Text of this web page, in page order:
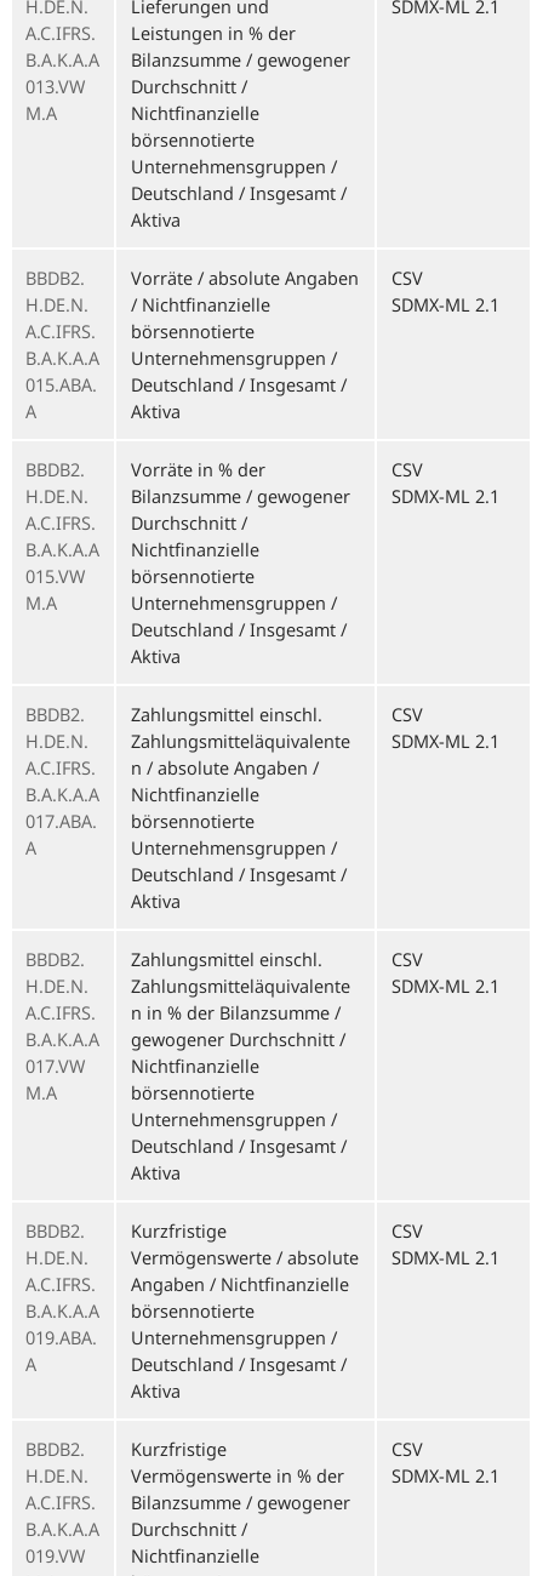
H.DE.N.
A.C.IFRS.
B.A.K.A.A
013.VW
M.A
Lieferungen und
Leistungen in % der
Bilanzsumme / gewogener
Durchschnitt /
Nichtfinanzielle
börsennotierte
Unternehmensgruppen /
Deutschland / Insgesamt /
Aktiva
SDMX-ML 2.1
BBDB2.
H.DE.N.
A.C.IFRS.
B.A.K.A.A
015.ABA.
A
Vorräte / absolute Angaben
/ Nichtfinanzielle
börsennotierte
Unternehmensgruppen /
Deutschland / Insgesamt /
Aktiva
CSV
SDMX-ML 2.1
BBDB2.
H.DE.N.
A.C.IFRS.
B.A.K.A.A
015.VW
M.A
Vorräte in % der
Bilanzsumme / gewogener
Durchschnitt /
Nichtfinanzielle
börsennotierte
Unternehmensgruppen /
Deutschland / Insgesamt /
Aktiva
CSV
SDMX-ML 2.1
BBDB2.
H.DE.N.
A.C.IFRS.
B.A.K.A.A
017.ABA.
A
Zahlungsmittel einschl.
Zahlungsmitteläquivalente
n / absolute Angaben /
Nichtfinanzielle
börsennotierte
Unternehmensgruppen /
Deutschland / Insgesamt /
Aktiva
CSV
SDMX-ML 2.1
BBDB2.
H.DE.N.
A.C.IFRS.
B.A.K.A.A
017.VW
M.A
Zahlungsmittel einschl.
Zahlungsmitteläquivalente
n in % der Bilanzsumme /
gewogener Durchschnitt /
Nichtfinanzielle
börsennotierte
Unternehmensgruppen /
Deutschland / Insgesamt /
Aktiva
CSV
SDMX-ML 2.1
BBDB2.
H.DE.N.
A.C.IFRS.
B.A.K.A.A
019.ABA.
A
Kurzfristige
Vermögenswerte / absolute
Angaben / Nichtfinanzielle
börsennotierte
Unternehmensgruppen /
Deutschland / Insgesamt /
Aktiva
CSV
SDMX-ML 2.1
BBDB2.
H.DE.N.
A.C.IFRS.
B.A.K.A.A
019.VW
Kurzfristige
Vermögenswerte in % der
Bilanzsumme / gewogener
Durchschnitt /
Nichtfinanzielle
CSV
SDMX-ML 2.1